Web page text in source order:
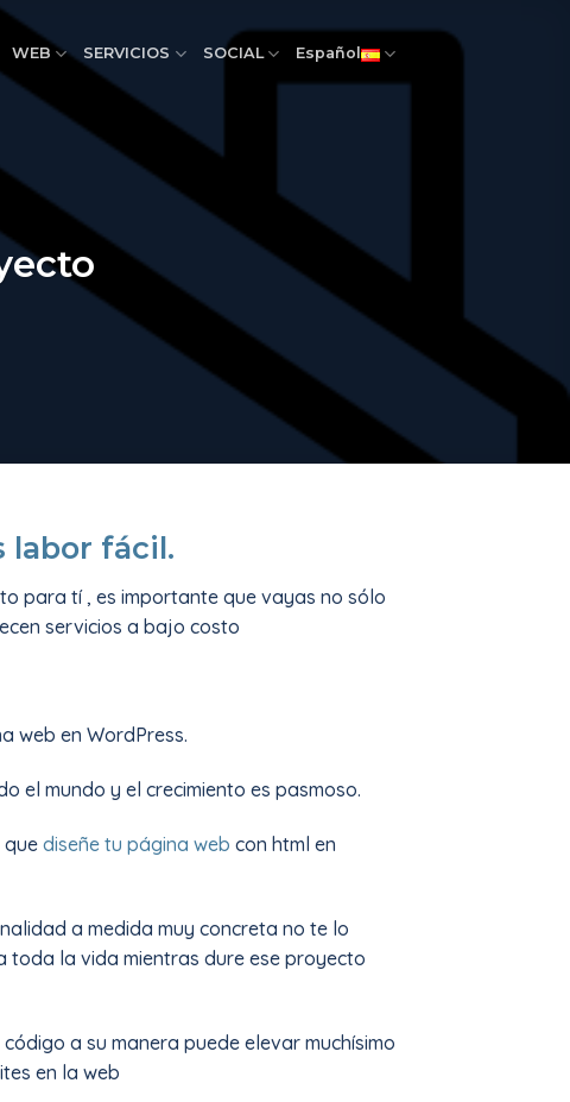
WEB SERVICIOS SOCIAL Español
labor fácil.
para tí , es importante que vayas no sólo
servicios a bajo costo
web en WordPress.
el mundo y el crecimiento es pasmoso.
diseñe tu página web con html en
a medida muy concreta no te lo
toda la vida mientras dure ese proyecto
a su manera puede elevar muchísimo
en la web